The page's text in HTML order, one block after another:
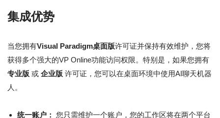
集成优势
当您拥有Visual Paradigm桌面版许可证并保持有效维护，您将
获得多个强大的VP Online功能访问权限。特别是，如果您拥有
专业版 或 企业版 许可证，您可以在桌面环境中使用AI聊天机器
人。
统一账户： 您只需维护一个账户，您的工作区将在两个平台